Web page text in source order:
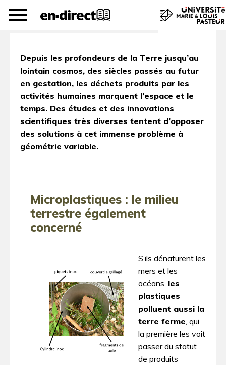
Déchets contre nature
Depuis les profondeurs de la Terre jusqu’au
lointain cosmos, des siècles passés au futur
en gestation, les déchets produits par les
activités humaines marquent l’espace et le
temps. Des études et des innovations
scientifiques très diverses tentent d’opposer
des solutions à cet immense problème à
géométrie variable.
Microplastiques : le milieu
terrestre également
concerné
S’ils dénaturent les
mers et les
océans, les
plastiques
polluent aussi la
terre ferme , qui
la première les voit
passer du statut
de produits